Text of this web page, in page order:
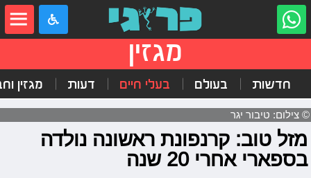
מגזין
חדשות בעולם בעלי חיים דעות מגזין
© צילום: טיבור יגר
מזל טוב: קרנפונת ראשונה נולדה
בספארי אחרי 20 שנה